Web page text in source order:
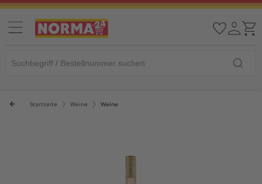
Startseite Weine Weine